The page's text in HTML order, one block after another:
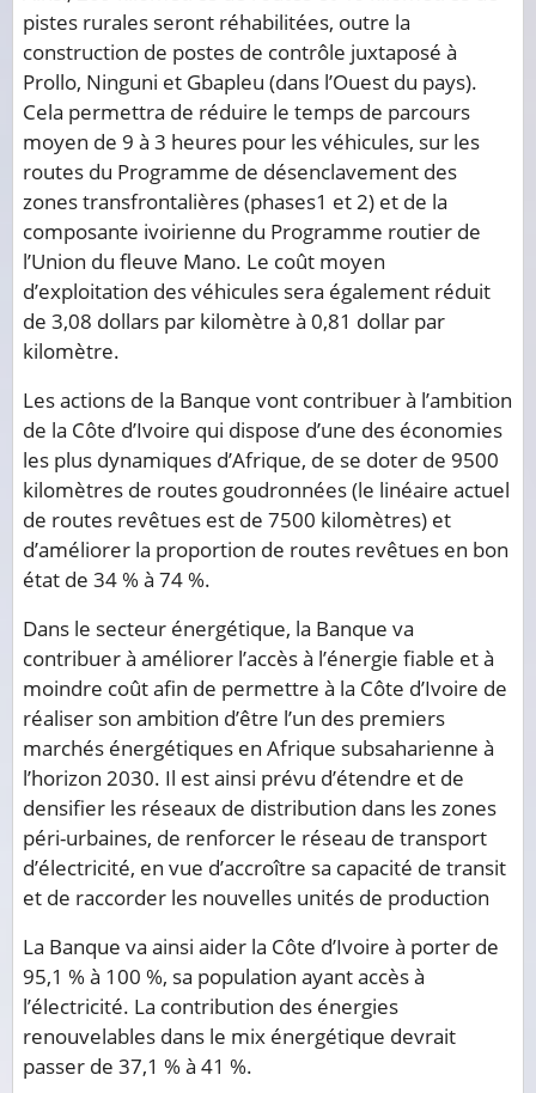
pistes rurales seront réhabilitées, outre la
construction de postes de contrôle juxtaposé à
Prollo, Ninguni et Gbapleu (dans l’Ouest du pays).
Cela permettra de réduire le temps de parcours
moyen de 9 à 3 heures pour les véhicules, sur les
routes du Programme de désenclavement des
zones transfrontalières (phases1 et 2) et de la
composante ivoirienne du Programme routier de
l’Union du fleuve Mano. Le coût moyen
d’exploitation des véhicules sera également réduit
de 3,08 dollars par kilomètre à 0,81 dollar par
kilomètre.
Les actions de la Banque vont contribuer à l’ambition
de la Côte d’Ivoire qui dispose d’une des économies
les plus dynamiques d’Afrique, de se doter de 9500
kilomètres de routes goudronnées (le linéaire actuel
de routes revêtues est de 7500 kilomètres) et
d’améliorer la proportion de routes revêtues en bon
état de 34 % à 74 %.
Dans le secteur énergétique, la Banque va
contribuer à améliorer l’accès à l’énergie fiable et à
moindre coût afin de permettre à la Côte d’Ivoire de
réaliser son ambition d’être l’un des premiers
marchés énergétiques en Afrique subsaharienne à
l’horizon 2030. Il est ainsi prévu d’étendre et de
densifier les réseaux de distribution dans les zones
péri-urbaines, de renforcer le réseau de transport
d’électricité, en vue d’accroître sa capacité de transit
et de raccorder les nouvelles unités de production
La Banque va ainsi aider la Côte d’Ivoire à porter de
95,1 % à 100 %, sa population ayant accès à
l’électricité. La contribution des énergies
renouvelables dans le mix énergétique devrait
passer de 37,1 % à 41 %.